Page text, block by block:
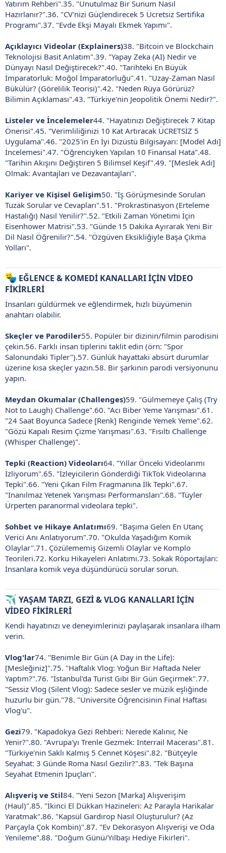
Yatırım Rehberi".35. "Unutulmaz Bir Sunum Nasıl
Hazırlanır?".36. "CV'nizi Güçlendirecek 5 Ücretsiz Sertifika
Programı".37. "Evde Ekşi Mayalı Ekmek Yapımı".
Açıklayıcı Videolar (Explainers)38. "Bitcoin ve Blockchain
Teknolojisi Basit Anlatım".39. "Yapay Zeka (AI) Nedir ve
Dünyayı Nasıl Değiştirecek?".40. "Tarihteki En Büyük
İmparatorluk: Moğol İmparatorluğu".41. "Uzay-Zaman Nasıl
Bükülür? (Görelilik Teorisi)".42. "Neden Rüya Görürüz?
Bilimin Açıklaması".43. "Türkiye'nin Jeopolitik Önemi Nedir?".
Listeler ve İncelemeler44. "Hayatınızı Değiştirecek 7 Kitap
Önerisi".45. "Verimliliğinizi 10 Kat Artıracak ÜCRETSİZ 5
Uygulama".46. "2025'in En İyi Dizüstü Bilgisayarı: [Model Adı]
İncelemesi".47. "Öğrenciyken Yapılan 10 Finansal Hata".48.
"Tarihin Akışını Değiştiren 5 Bilimsel Keşif".49. "[Meslek Adı]
Olmak: Avantajları ve Dezavantajları".
Kariyer ve Kişisel Gelişim50. "İş Görüşmesinde Sorulan
Tuzak Sorular ve Cevapları".51. "Prokrastinasyon (Erteleme
Hastalığı) Nasıl Yenilir?".52. "Etkili Zaman Yönetimi İçin
Eisenhower Matrisi".53. "Günde 15 Dakika Ayırarak Yeni Bir
Dil Nasıl Öğrenilir?".54. "Özgüven Eksikliğiyle Başa Çıkma
Yolları".
EĞLENCE & KOMEDİ KANALLARI İÇİN VİDEO
FİKİRLERİ
İnsanları güldürmek ve eğlendirmek, hızlı büyümenin
anahtarı olabilir.
Skeçler ve Parodiler55. Popüler bir dizinin/filmin parodisini
çekin.56. Farklı insan tiplerini taklit edin (örn: "Spor
Salonundaki Tipler").57. Günlük hayattaki absürt durumlar
üzerine kısa skeçler yazın.58. Bir şarkının parodi versiyonunu
yapın.
Meydan Okumalar (Challenges)59. "Gülmemeye Çalış (Try
Not to Laugh) Challenge".60. "Acı Biber Yeme Yarışması".61.
"24 Saat Boyunca Sadece [Renk] Renginde Yemek Yeme".62.
"Gözü Kapalı Resim Çizme Yarışması".63. "Fısıltı Challenge
(Whisper Challenge)".
Tepki (Reaction) Videoları64. "Yıllar Önceki Videolarımı
İzliyorum".65. "İzleyicilerin Gönderdiği TikTok Videolarına
Tepki".66. "Yeni Çıkan Film Fragmanına İlk Tepki".67.
"İnanılmaz Yetenek Yarışması Performansları".68. "Tüyler
Ürperten paranormal videolara tepki".
Sohbet ve Hikaye Anlatımı69. "Başıma Gelen En Utanç
Verici Anı Anlatıyorum".70. "Okulda Yaşadığım Komik
Olaylar".71. Çözülememiş Gizemli Olaylar ve Komplo
Teorileri.72. Korku Hikayeleri Anlatımı.73. Sokak Röportajları:
İnsanlara komik veya düşündürücü sorular sorun.
YAŞAM TARZI, GEZİ & VLOG KANALLARI İÇİN
VİDEO FİKİRLERİ
Kendi hayatınızı ve deneyimlerinizi paylaşarak insanlara ilham
verin.
Vlog'lar74. "Benimle Bir Gün (A Day in the Life):
[Mesleğiniz]".75. "Haftalık Vlog: Yoğun Bir Haftada Neler
Yaptım?".76. "İstanbul'da Turist Gibi Bir Gün Geçirmek".77.
"Sessiz Vlog (Silent Vlog): Sadece sesler ve müzik eşliğinde
huzurlu bir gün."78. "Üniversite Öğrencisinin Final Haftası
Vlog'u".
Gezi79. "Kapadokya Gezi Rehberi: Nerede Kalınır, Ne
Yenir?".80. "Avrupa'yı Trenle Gezmek: Interrail Macerası".81.
"Türkiye'nin Saklı Kalmış 5 Cennet Köşesi".82. "Bütçeyle
Seyahat: 3 Günde Roma Nasıl Gezilir?".83. "Tek Başına
Seyahat Etmenin İpuçları".
Alışveriş ve Stil84. "Yeni Sezon [Marka] Alışverişim
(Haul)".85. "İkinci El Dükkan Hazineleri: Az Parayla Harikalar
Yaratmak".86. "Kapsül Gardırop Nasıl Oluşturulur? (Az
Parçayla Çok Kombin)".87. "Ev Dekorasyon Alışverişi ve Oda
Yenileme".88. "Doğum Günü/Yılbaşı Hediye Fikirleri".